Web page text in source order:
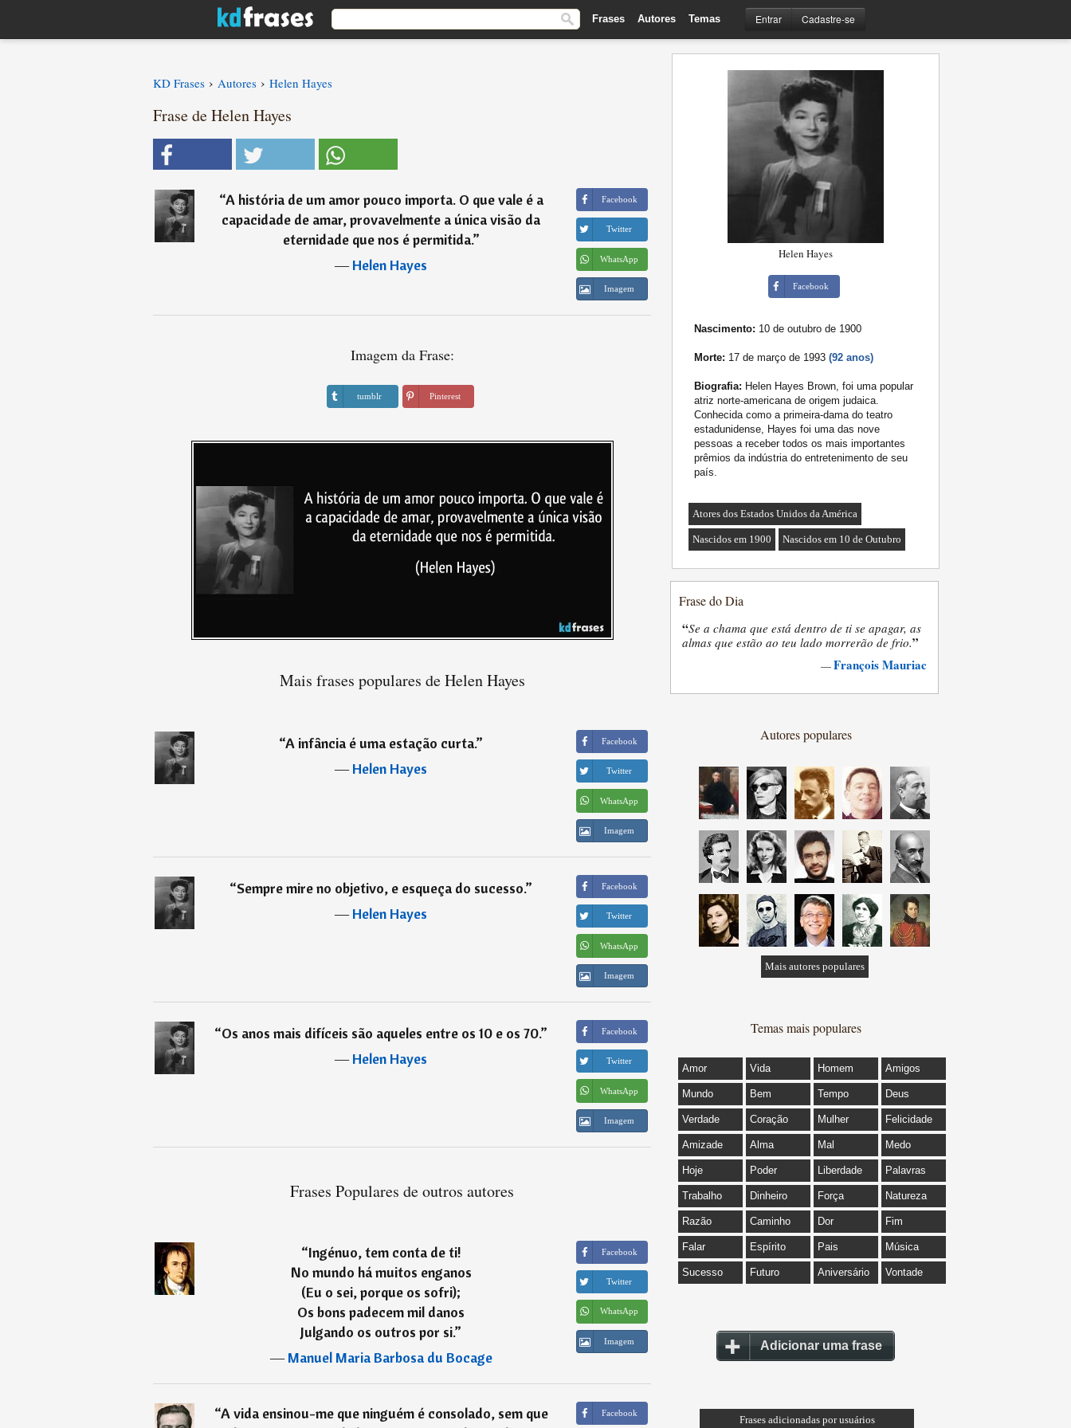
Frases Autores Temas Entrar Cadastre-se
KD Frases › Autores › Helen Hayes
Frase de Helen Hayes
“A história de um amor pouco importa. O que vale é a
capacidade de amar, provavelmente a única visão da
eternidade que nos é permitida.”
―Helen Hayes
Facebook
Twitter
WhatsApp
Imagem
Imagem da Frase:
tumblr Pinterest
Mais frases populares de Helen Hayes
“A infância é uma estação curta.”
―Helen Hayes
Facebook
Twitter
WhatsApp
Imagem
“Sempre mire no objetivo, e esqueça do sucesso.”
―Helen Hayes
Facebook
Twitter
WhatsApp
Imagem
“Os anos mais difíceis são aqueles entre os 10 e os 70.”
―Helen Hayes
Facebook
Twitter
WhatsApp
Imagem
Frases Populares de outros autores
“Ingénuo, tem conta de ti!
No mundo há muitos enganos
(Eu o sei, porque os sofri);
Os bons padecem mil danos
Julgando os outros por si.”
―Manuel Maria Barbosa du Bocage
Facebook
Twitter
WhatsApp
Imagem
“A vida ensinou-me que ninguém é consolado, sem que
Facebook
Helen Hayes
Facebook
Nascimento: 10 de outubro de 1900
Morte: 17 de março de 1993 (92 anos)
Biografia: Helen Hayes Brown, foi uma popular
atriz norte-americana de origem judaica.
Conhecida como a primeira-dama do teatro
estadunidense, Hayes foi uma das nove
pessoas a receber todos os mais importantes
prêmios da indústria do entretenimento de seu
país.
Atores dos Estados Unidos da América
Nascidos em 1900 Nascidos em 10 de Outubro
Frase do Dia
“Se a chama que está dentro de ti se apagar, as
almas que estão ao teu lado morrerão de frio.”
—François Mauriac
Autores populares
Mais autores populares
Temas mais populares
Amor Vida Homem Amigos
Mundo Bem Tempo Deus
Verdade Coração Mulher Felicidade
Amizade Alma Mal Medo
Hoje Poder Liberdade Palavras
Trabalho Dinheiro Força Natureza
Razão Caminho Dor Fim
Falar Espírito Pais Música
Sucesso Futuro Aniversário Vontade
Adicionar uma frase
Frases adicionadas por usuários